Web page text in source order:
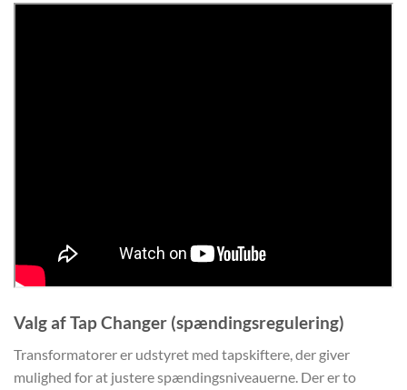
Valg af Tap Changer (spændingsregulering)
Transformatorer er udstyret med tapskiftere, der giver
mulighed for at justere spændingsniveauerne. Der er to